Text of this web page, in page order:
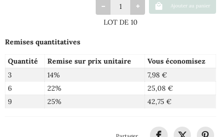
Ajouter au panier
LOT DE 10
Remises quantitatives
Quantité Remise sur prix unitaire
Vous économisez
3
14%
7,98 €
6
22%
25,08 €
9
25% 42,75 €